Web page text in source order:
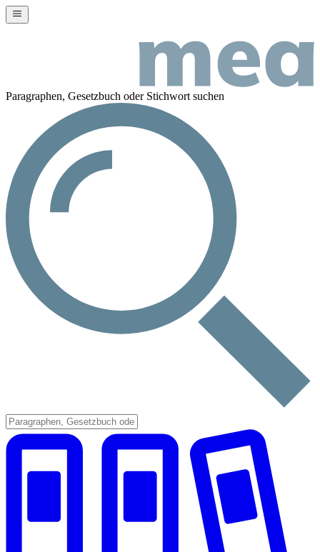
Paragraphen, Gesetzbuch oder Stichwort suchen